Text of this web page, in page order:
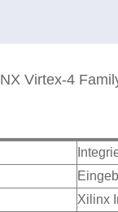
Virtex-4
Xilinx